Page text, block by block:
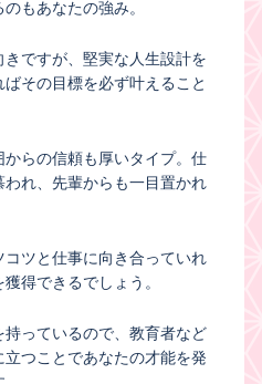
もあなたの強み。
ですが、堅実な人生設計を
その目標を必ず叶えること
らの信頼も厚いタイプ。仕
れ、先輩からも一目置かれ
ツと仕事に向き合っていれ
得できるでしょう。
持っているので、教育者など
つことであなたの才能を発